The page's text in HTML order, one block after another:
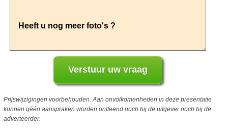
Prijswijzigingen voorbehouden. Aan onvolkomenheden in deze presentatie
kunnen géén aanspraken worden ontleend noch bij de uitgever noch bij de
adverteerder.